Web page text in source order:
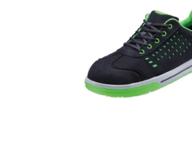
BEZPEČNOSTNÉ NORMY A SYMBOLY